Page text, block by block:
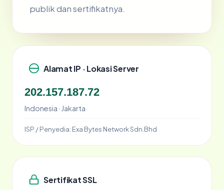
publik dan sertifikatnya.
Alamat IP · Lokasi Server
202.157.187.72
Indonesia · Jakarta
ISP / Penyedia: Exa Bytes Network Sdn.Bhd
Sertifikat SSL